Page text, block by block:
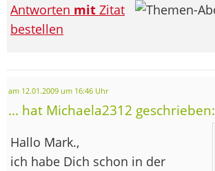
Antworten mit Zitat
bestellen
am 12.01.2009 um 16:46 Uhr
... hat Michaela2312 geschrieben:
Hallo Mark.,
ich habe Dich schon in der